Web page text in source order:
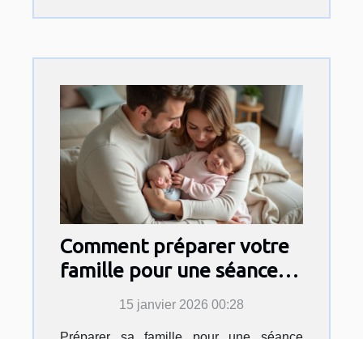
Comment préparer votre
famille pour une séance
photo de nouveau-né?
15 janvier 2026 00:28